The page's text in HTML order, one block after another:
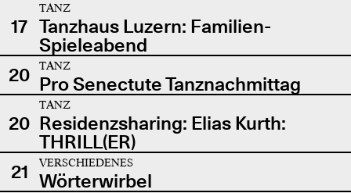
17
TANZ
Tanzhaus Luzern: Familien-
Spieleabend
20
TANZ
Pro Senectute Tanznachmittag
20
TANZ
Residenzsharing: Elias Kurth:
THRILL(ER)
21
VERSCHIEDENES
Wörterwirbel